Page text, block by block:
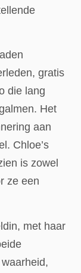
gratis
die lang
Het
aan
Chloe’s
is zowel
ze een
met haar